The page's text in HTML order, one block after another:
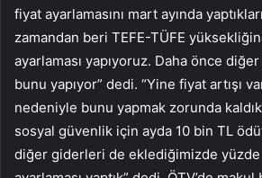
fiyat ayarlamasını mart ayında
zamandan beri TEFE-TÜFE
ayarlaması yapıyoruz. Daha önce
bunu yapıyor” dedi. “Yine fiyat artışı
nedeniyle bunu yapmak zorunda
sosyal güvenlik için ayda 10 bin TL
diğer giderleri de eklediğimizde yüzde